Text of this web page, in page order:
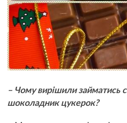
– Чому вирішили займатись
шоколадник цукерок?